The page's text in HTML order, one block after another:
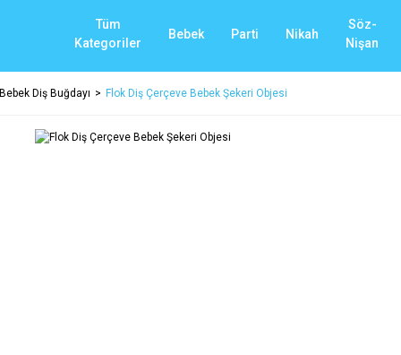
Tüm
Kategoriler
Bebek Parti Nikah
Söz-
Nişan
Bebek Diş Buğdayı Flok Diş Çerçeve Bebek Şekeri Objesi